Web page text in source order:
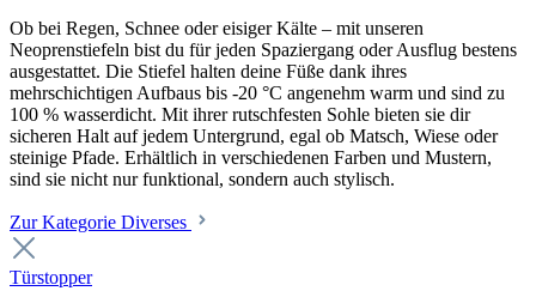
Ob bei Regen, Schnee oder eisiger Kälte – mit unseren
Neoprenstiefeln bist du für jeden Spaziergang oder Ausflug bestens
ausgestattet. Die Stiefel halten deine Füße dank ihres
mehrschichtigen Aufbaus bis -20 °C angenehm warm und sind zu
100 % wasserdicht. Mit ihrer rutschfesten Sohle bieten sie dir
sicheren Halt auf jedem Untergrund, egal ob Matsch, Wiese oder
steinige Pfade. Erhältlich in verschiedenen Farben und Mustern,
sind sie nicht nur funktional, sondern auch stylisch.
Zur Kategorie Diverses
Türstopper